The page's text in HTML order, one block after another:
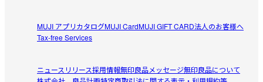
の容器が濡れると使いづらく、こちらに詰め替えたとこ
ろ、スプレーもスムーズです。やはり安心して使えます。
参考になった（0人）
MUJI アプリカタログMUJI CardMUJI GIFT CARD法人のお客様へ
Tax-free Services
ニュースリリース採用情報無印良品メッセージ無印良品について